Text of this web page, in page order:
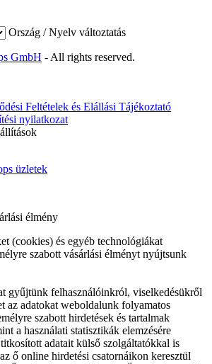
Ország / Nyelv változtatás
GmbH - All rights reserved.
Feltételek és Elállási Tájékoztató
nyilatkozat
üzletek
élmény
(cookies) és egyéb technológiákat
szabott vásárlási élményt nyújtsunk
gyűjtünk felhasználóinkról, viselkedésükről
az adatokat weboldalunk folyamatos
szabott hirdetések és tartalmak
a használati statisztikák elemzésére
adatait külső szolgáltatókkal is
ő online hirdetési csatornáikon keresztül